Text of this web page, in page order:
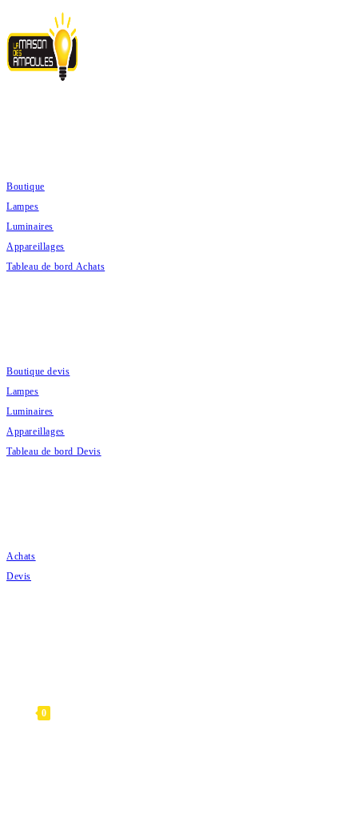
to
content
Boutique
Lampes
Luminaires
Appareillages
Tableau de bord Achats
Boutique devis
Lampes
Luminaires
Appareillages
Tableau de bord Devis
Achats
Devis
0